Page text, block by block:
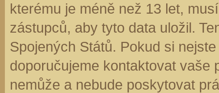
kterému je méně než 13 let,
zástupců, aby tyto data uložil.
Spojených Států. Pokud si
doporučujeme kontaktovat vaše
nemůže a nebude poskytovat